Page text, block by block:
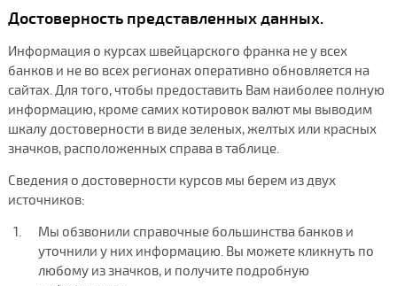
Достоверность представленных данных.
Информация о курсах швейцарского франка не у всех
банков и не во всех регионах оперативно обновляется на
сайтах. Для того, чтобы предоставить Вам наиболее полную
информацию, кроме самих котировок валют мы выводим
шкалу достоверности в виде зеленых, желтых или красных
значков, расположенных справа в таблице.
Сведения о достоверности курсов мы берем из двух
источников:
Мы обзвонили справочные большинства банков и
уточнили у них информацию. Вы можете кликнуть по
любому из значков, и получите подробную